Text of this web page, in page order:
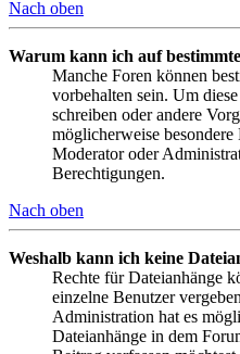
Nach oben
Warum kann ich auf
Manche Foren können
vorbehalten sein. Um
schreiben oder andere
möglicherweise
Moderator oder
Berechtigungen.
Nach oben
Weshalb kann ich keine
Rechte für Dateianhänge
einzelne Benutzer
Administration hat es
Dateianhänge in dem